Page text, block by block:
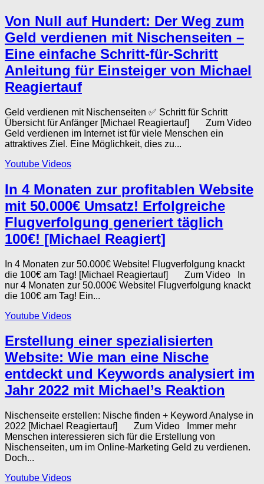
Von Null auf Hundert: Der Weg zum
Geld verdienen mit Nischenseiten –
Eine einfache Schritt-für-Schritt
Anleitung für Einsteiger von Michael
Reagiertauf
Geld verdienen mit Nischenseiten ✅ Schritt für Schritt
Übersicht für Anfänger [Michael Reagiertauf] Zum Video
Geld verdienen im Internet ist für viele Menschen ein
attraktives Ziel. Eine Möglichkeit, dies zu...
Youtube Videos
In 4 Monaten zur profitablen Website
mit 50.000€ Umsatz! Erfolgreiche
Flugverfolgung generiert täglich
100€! [Michael Reagiert]
In 4 Monaten zur 50.000€ Website! Flugverfolgung knackt
die 100€ am Tag! [Michael Reagiertauf] Zum Video In
nur 4 Monaten zur 50.000€ Website! Flugverfolgung knackt
die 100€ am Tag! Ein...
Youtube Videos
Erstellung einer spezialisierten
Website: Wie man eine Nische
entdeckt und Keywords analysiert im
Jahr 2022 mit Michael’s Reaktion
Nischenseite erstellen: Nische finden + Keyword Analyse in
2022 [Michael Reagiertauf] Zum Video Immer mehr
Menschen interessieren sich für die Erstellung von
Nischenseiten, um im Online-Marketing Geld zu verdienen.
Doch...
Youtube Videos